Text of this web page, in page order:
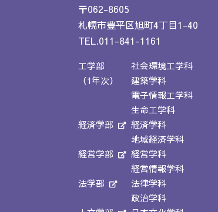
〒062-8605
札幌市豊平区旭町4丁目1-40
TEL.011-841-1161
工学部
（1年次）
社会環境工学科
建築学科
電子情報工学科
生命工学科
経済学部
経済学科
地域経済学科
経営学部
経営学科
経営情報学科
法学部
法律学科
政治学科